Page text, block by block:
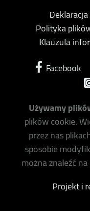
Polityka
Klauzula
Facebook
Używamy
plików cookie.
przez nas
sposobie
można znaleźć
Projekt i